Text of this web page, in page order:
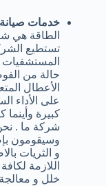
خدمات
الطاقة هي
تستطيع
حالة من
الأعطال
على الأداء
كبيرة
شركة ما .
وسيقومون
و الثريات
اللازمة
خلل و